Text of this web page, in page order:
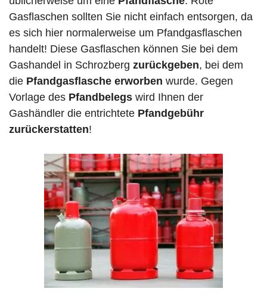
Gasflaschen sollten Sie nicht einfach entsorgen, da
es sich hier normalerweise um Pfandgasflaschen
handelt! Diese Gasflaschen können Sie bei dem
Gashandel in Schrozberg zurückgeben, bei dem
die Pfandgasflasche erworben wurde. Gegen
Vorlage des Pfandbelegs wird Ihnen der
Gashändler die entrichtete Pfandgebühr
zurückerstatten!